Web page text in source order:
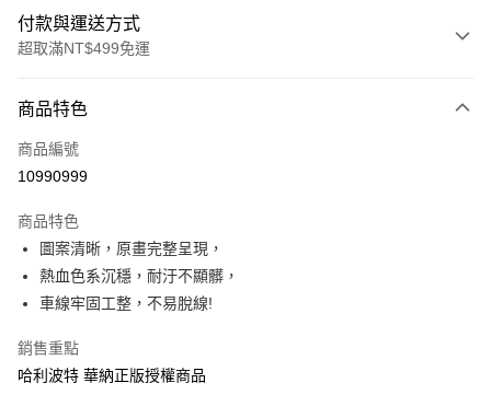
付款與運送方式
超取滿NT$499免運
信用卡一次付款
超商取貨付款
Apple Pay
街口支付
AFTEE先享後付
商品特色
商品編號
10990999
商品特色
圖案清晰，原畫完整呈現，
熱血色系沉穩，耐汙不顯髒，
車線牢固工整，不易脫線!
銷售重點
哈利波特 華納正版授權商品